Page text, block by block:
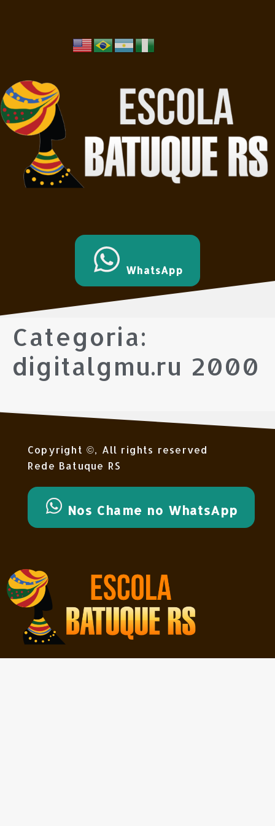
WhatsApp
Categoria:
digitalgmu.ru 2000
Copyright ©, All rights reserved
Rede Batuque RS
Nos Chame no WhatsApp